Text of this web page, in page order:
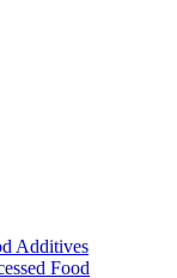
Additives
Food